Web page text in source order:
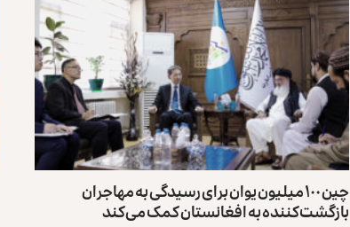
چین ۱۰۰ میلیون یوان برای رسیدگی به مهاجران
بازگشت‌کننده به افغانستان کمک می‌کند